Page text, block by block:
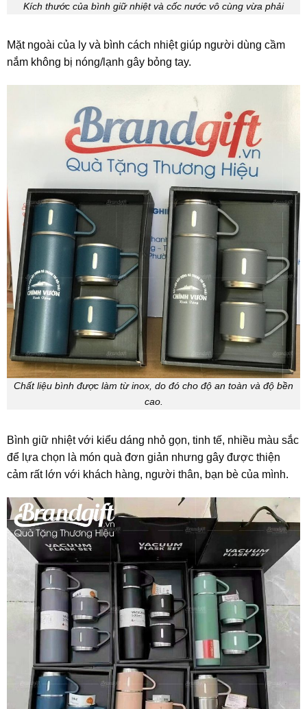
Kích thước của bình giữ nhiệt và cốc nước vô cùng vừa phải
Mặt ngoài của ly và bình cách nhiệt giúp người dùng cầm
nắm không bị nóng/lạnh gây bỏng tay.
Chất liệu bình được làm từ inox, do đó cho độ an toàn và độ bền
cao.
Bình giữ nhiệt với kiểu dáng nhỏ gọn, tinh tế, nhiều màu sắc
để lựa chọn là món quà đơn giản nhưng gây được thiện
cảm rất lớn với khách hàng, người thân, bạn bè của mình.